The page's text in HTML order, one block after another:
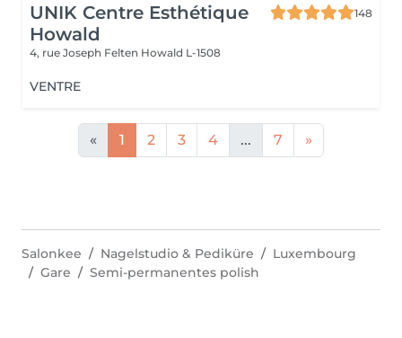
UNIK Centre Esthétique
Howald
148
4, rue Joseph Felten Howald L-1508
VENTRE
« 1 2 3 4 ... 7 »
Salonkee Nagelstudio & Pediküre
Luxembourg
Gare
Semi-permanentes polish